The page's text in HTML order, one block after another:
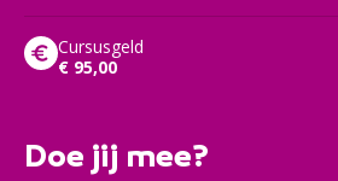
Cursusgeld
€ 95,00
Doe jij mee?